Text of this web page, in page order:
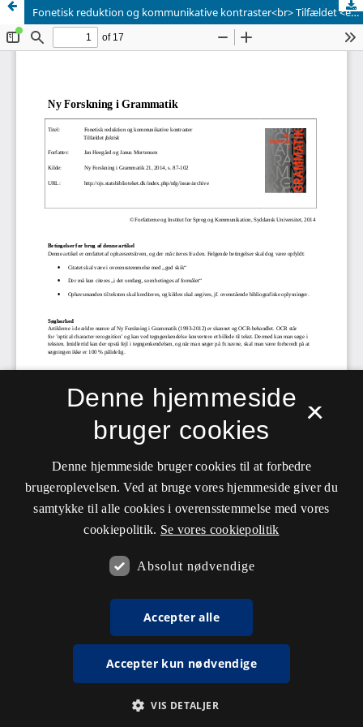
Fonetisk reduktion og kommunikative kontraster<br> Tilfældet <em>faktisk</em>
×
Denne hjemmeside
bruger cookies
Denne hjemmeside bruger cookies til at forbedre
brugeroplevelsen. Ved at bruge vores hjemmeside giver du
samtykke til alle cookies i overensstemmelse med vores
cookiepolitik. Se vores cookiepolitik
Absolut nødvendige
Accepter alle
Accepter kun nødvendige
VIS DETALJER